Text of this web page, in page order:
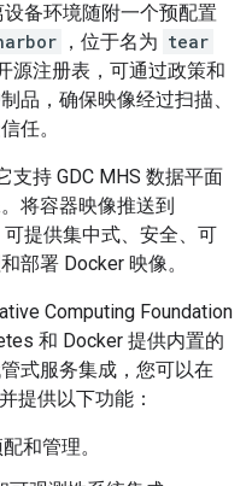
备环境随附一个预配置
，位于名为 tear
源注册表，可通过政策和
品，确保映像经过扫描、
任。
支持 GDC MHS 数据平面
将容器映像推送到
提供集中式、安全、可
部署 Docker 映像。
Computing Foundation
和 Docker 提供内置的
式服务集成，您可以在
提供以下功能：
和管理。